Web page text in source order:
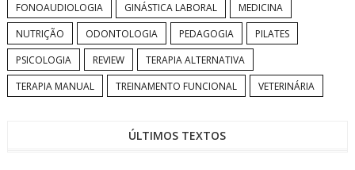
FONOAUDIOLOGIA
GINÁSTICA LABORAL
MEDICINA
NUTRIÇÃO
ODONTOLOGIA PEDAGOGIA
PILATES
PSICOLOGIA
REVIEW
TERAPIA ALTERNATIVA
TERAPIA MANUAL
TREINAMENTO FUNCIONAL VETERINÁRIA
ÚLTIMOS TEXTOS